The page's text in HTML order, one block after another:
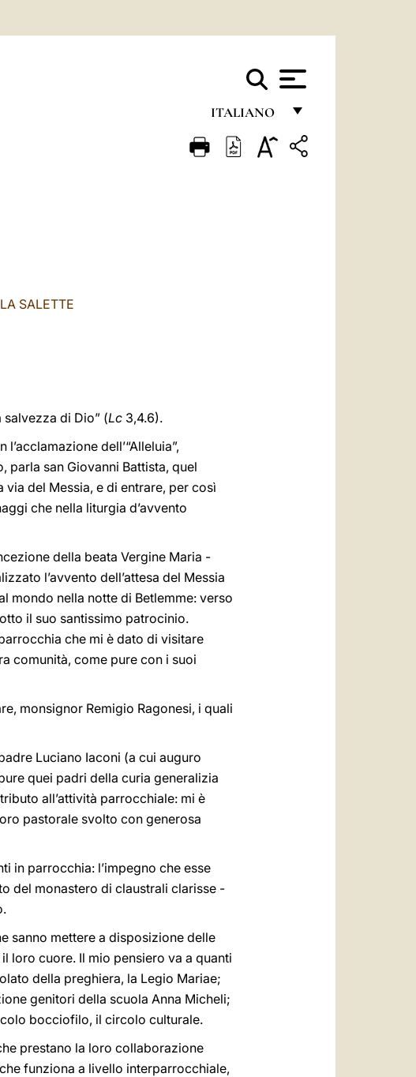
ITALIANO
FRANÇAIS
SALETTE
salvezza di Dio” (Lc 3,4.6).
dell’“Alleluia”,
parla san Giovanni Battista, quel
del Messia, e di entrare, per così
che nella liturgia d’avvento
della beata Vergine Maria -
l’avvento dell’attesa del Messia
mondo nella notte di Betlemme: verso
il suo santissimo patrocinio.
che mi è dato di visitare
comunità, come pure con i suoi
monsignor Remigio Ragonesi, i quali
Luciano Iaconi (a cui auguro
quei padri della curia generalizia
all’attività parrocchiale: mi è
pastorale svolto con generosa
in parrocchia: l’impegno che esse
del monastero di claustrali clarisse -
sanno mettere a disposizione delle
loro cuore. Il mio pensiero va a quanti
della preghiera, la Legio Mariae;
genitori della scuola Anna Micheli;
bocciofilo, il circolo culturale.
prestano la loro collaborazione
funziona a livello interparrocchiale,